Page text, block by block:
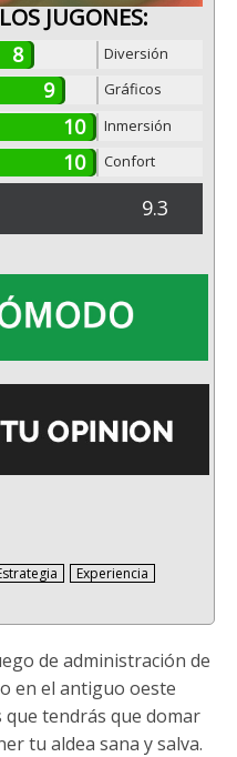
JUGONES:
8 Diversión
9 Gráficos
10 Inmersión
10 Confort
9.3
Experiencia
de administración de
en el antiguo oeste
tendrás que domar
tu aldea sana y salva.